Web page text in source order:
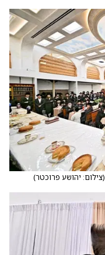
(צילום: יהושע פרוכטר)